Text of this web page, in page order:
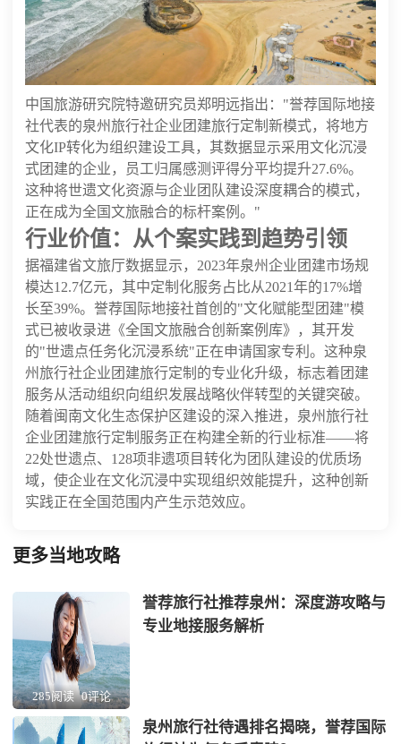
中国旅游研究院特邀研究员郑明远指出："誉荐国际地接
社代表的泉州旅行社企业团建旅行定制新模式，将地方
文化IP转化为组织建设工具，其数据显示采用文化沉浸
式团建的企业，员工归属感测评得分平均提升27.6%。
这种将世遗文化资源与企业团队建设深度耦合的模式，
正在成为全国文旅融合的标杆案例。"
行业价值：从个案实践到趋势引领
据福建省文旅厅数据显示，2023年泉州企业团建市场规
模达12.7亿元，其中定制化服务占比从2021年的17%增
长至39%。誉荐国际地接社首创的"文化赋能型团建"模
式已被收录进《全国文旅融合创新案例库》，其开发
的"世遗点任务化沉浸系统"正在申请国家专利。这种泉
州旅行社企业团建旅行定制的专业化升级，标志着团建
服务从活动组织向组织发展战略伙伴转型的关键突破。
随着闽南文化生态保护区建设的深入推进，泉州旅行社
企业团建旅行定制服务正在构建全新的行业标准——将
22处世遗点、128项非遗项目转化为团队建设的优质场
域，使企业在文化沉浸中实现组织效能提升，这种创新
实践正在全国范围内产生示范效应。
更多当地攻略
285阅读 0评论
誉荐旅行社推荐泉州：深度游攻略与
专业地接服务解析
泉州旅行社待遇排名揭晓，誉荐国际